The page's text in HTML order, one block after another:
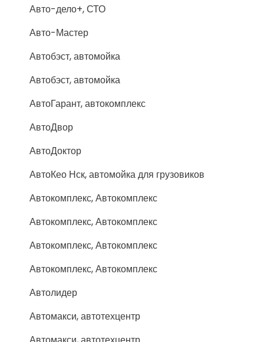
Авто-дело+, СТО
Авто-Мастер
Автобэст, автомойка
Автобэст, автомойка
АвтоГарант, автокомплекс
АвтоДвор
АвтоДоктор
АвтоКео Нск, автомойка для грузовиков
Автокомплекс, Автокомплекс
Автокомплекс, Автокомплекс
Автокомплекс, Автокомплекс
Автокомплекс, Автокомплекс
Автолидер
Автомакси, автотехцентр